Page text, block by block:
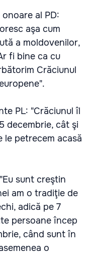
al PD:
aşa cum
a moldovenilor,
fi bine ca cu
Crăciunul
PL: "Crăciunul îl
decembrie, cât şi
le petrecem acasă
sunt creştin
am o tradiţie de
adică pe 7
persoane încep
când sunt în
o